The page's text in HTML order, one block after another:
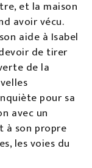
et la maison
avoir vécu.
aide à Isabel
de tirer
de la
pour sa
avec un
à son propre
les voies du